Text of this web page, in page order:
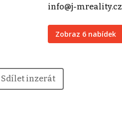
info@j-mreality.cz
Zobraz 6 nabídek
Sdílet inzerát